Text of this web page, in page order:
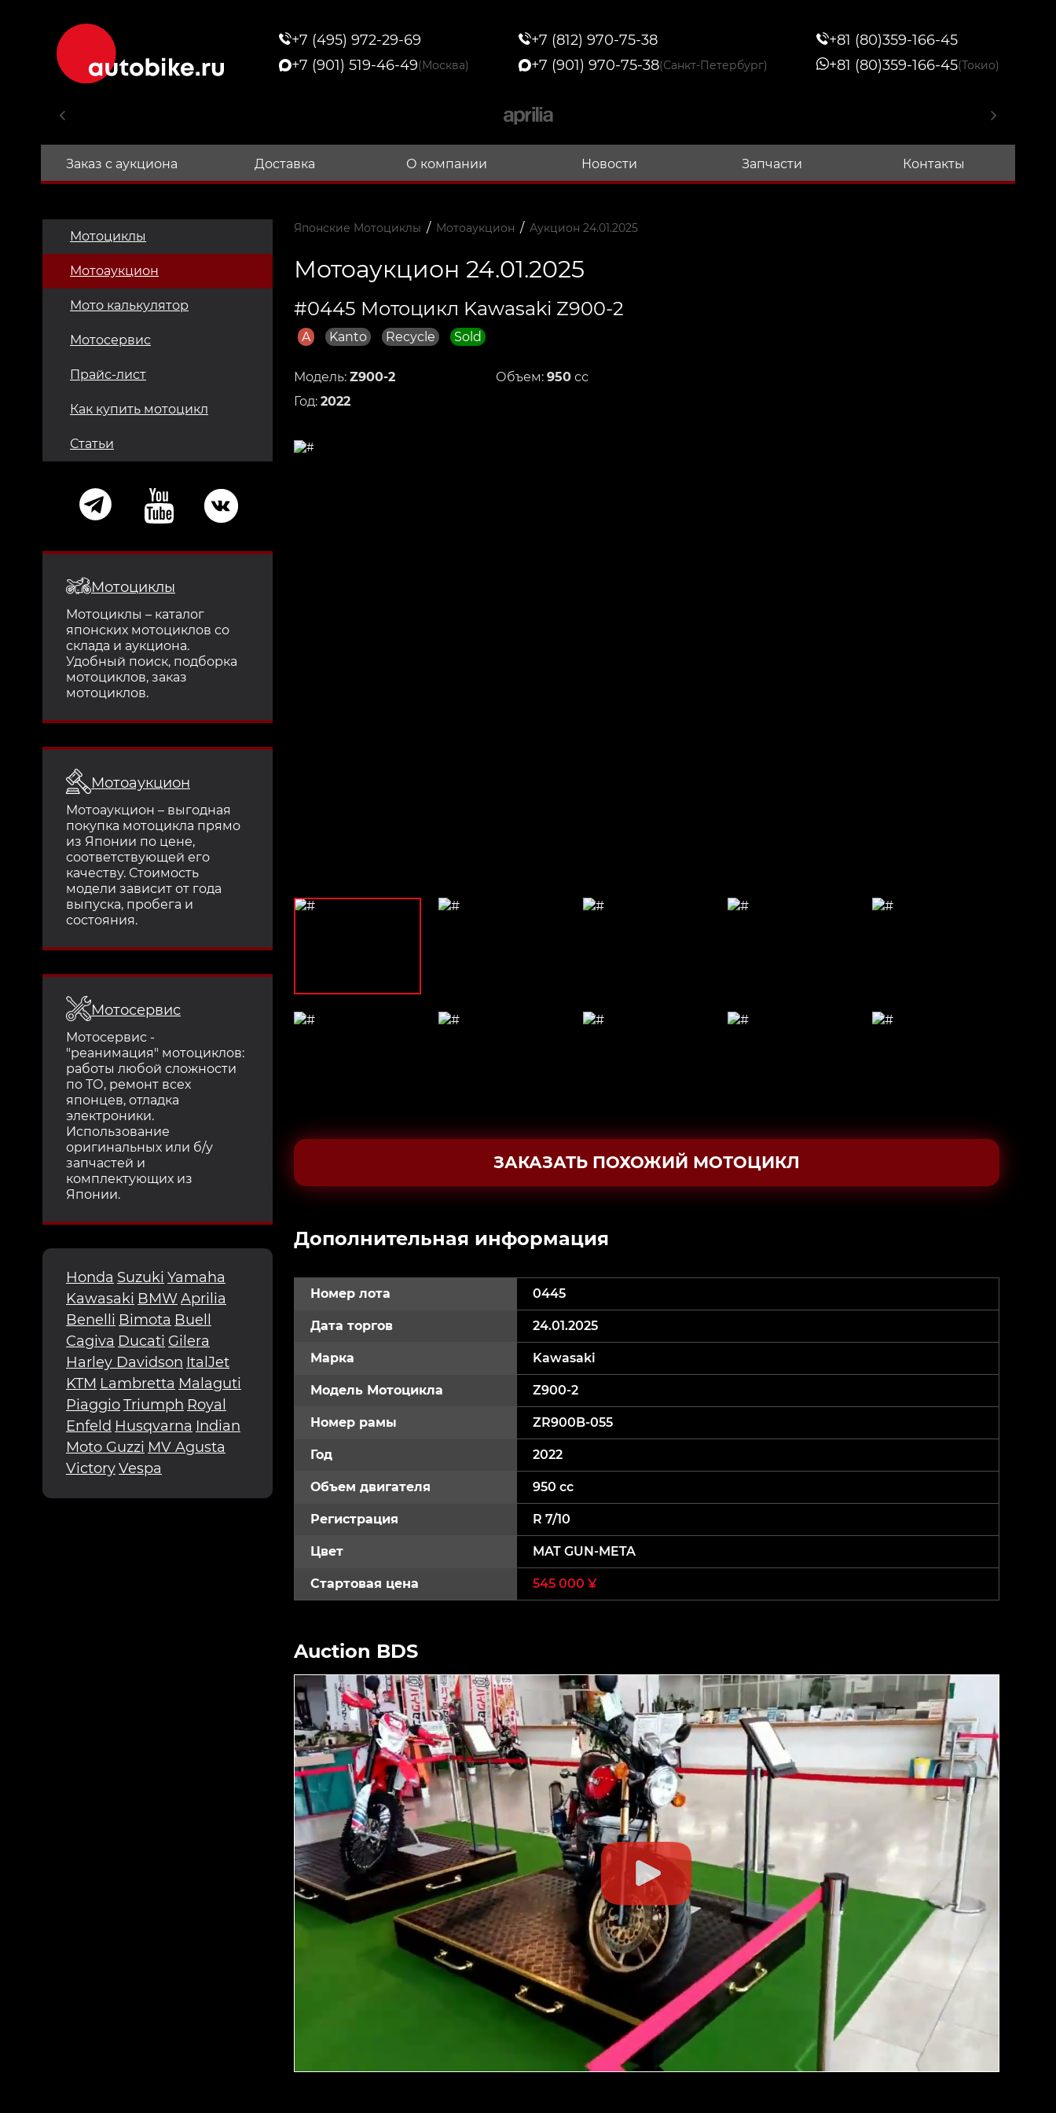
+7 (495) 972-29-69
+7 (901) 519-46-49(Москва)
+7 (812) 970-75-38
+7 (901) 970-75-38(Санкт-Петербург)
+81 (80)359-166-45
+81 (80)359-166-45(Токио)
Заказ с аукциона Доставка О компании Новости Запчасти Контакты
Мотоциклы
Мотоаукцион
Мото калькулятор
Мотосервис
Прайс-лист
Как купить мотоцикл
Статьи
Мотоциклы
Мотоциклы – каталог
японских мотоциклов со
склада и аукциона.
Удобный поиск, подборка
мотоциклов, заказ
мотоциклов.
Мотоаукцион
Мотоаукцион – выгодная
покупка мотоцикла прямо
из Японии по цене,
соответствующей его
качеству. Стоимость
модели зависит от года
выпуска, пробега и
состояния.
Мотосервис
Мотосервис -
"реанимация" мотоциклов:
работы любой сложности
по ТО, ремонт всех
японцев, отладка
электроники.
Использование
оригинальных или б/у
запчастей и
комплектующих из
Японии.
Honda Suzuki Yamaha
Kawasaki BMWAprilia
Benelli Bimota Buell
Cagiva Ducati Gilera
Harley Davidson ItalJet
KTM Lambretta Malaguti
PiaggioTriumph Royal
Enfeld Husqvarna Indian
Moto Guzzi MV Agusta
VictoryVespa
Японские Мотоциклы / Мотоаукцион / Аукцион 24.01.2025
Мотоаукцион 24.01.2025
#0445 Мотоцикл Kawasaki Z900-2
A Kanto Recycle Sold
Модель: Z900-2
Год: 2022
Объем: 950 сс
ЗАКАЗАТЬ ПОХОЖИЙ МОТОЦИКЛ
Дополнительная информация
Номер лота 0445
Дата торгов 24.01.2025
Марка Kawasaki
Модель Мотоцикла Z900-2
Номер рамы ZR900B-055
Год 2022
Объем двигателя 950 cc
Регистрация R 7/10
Цвет MAT GUN-META
Стартовая цена 545 000 ¥
Auction BDS